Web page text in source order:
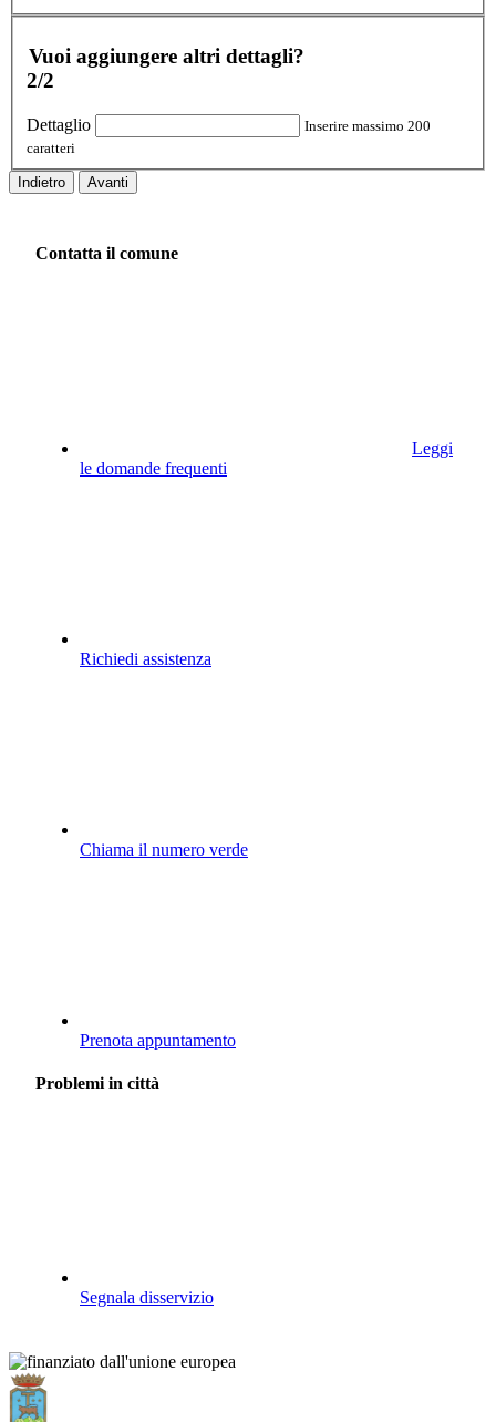
Vuoi aggiungere altri dettagli?
2/2
Dettaglio
Inserire massimo 200
caratteri
Indietro Avanti
Contatta il comune
Leggi
le domande frequenti
Richiedi assistenza
Chiama il numero verde
Prenota appuntamento
Problemi in città
Segnala disservizio